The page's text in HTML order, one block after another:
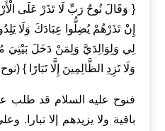
{ وَقَالَ نُوحٌ رَبِّ لَا تَذَرْ عَلَى
إِنْ تَذَرْهُمْ يُضِلُّوا عِبَادَكَ وَلَا
لِي وَلِوَالِدَيَّ وَلِمَنْ دَخَلَ بَيْتِيَ
وَلَا تَزِدِ الظَّالِمِينَ إِلَّا تَبَارًا } (نوح 27-
فنوح عليه السلام قد طلب
باقية ولا يزيدهم إلا تبارا.